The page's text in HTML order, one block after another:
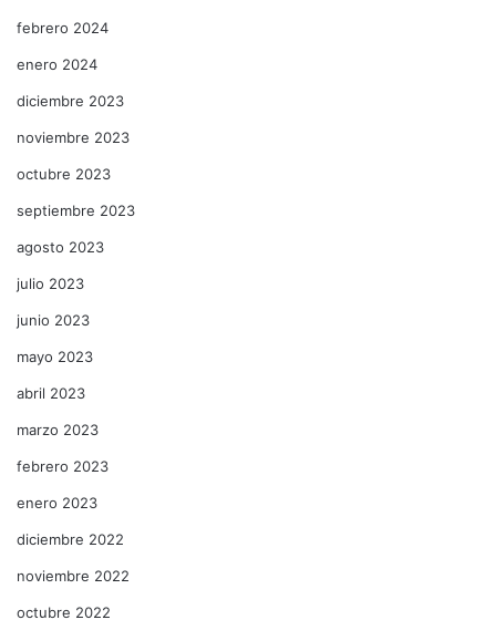
febrero 2024
enero 2024
diciembre 2023
noviembre 2023
octubre 2023
septiembre 2023
agosto 2023
julio 2023
junio 2023
mayo 2023
abril 2023
marzo 2023
febrero 2023
enero 2023
diciembre 2022
noviembre 2022
octubre 2022